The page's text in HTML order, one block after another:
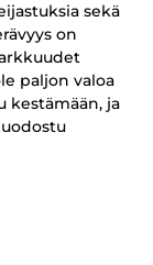
sekä
on
paljon valoa
kestämään, ja